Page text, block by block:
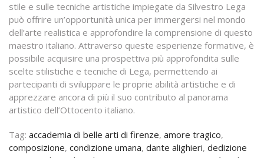
stile e sulle tecniche artistiche impiegate da Silvestro Lega
può offrire un’opportunità unica per immergersi nel mondo
dell’arte realistica e approfondire la comprensione di questo
maestro italiano. Attraverso queste esperienze formative, è
possibile acquisire una prospettiva più approfondita sulle
scelte stilistiche e tecniche di Lega, permettendo ai
partecipanti di sviluppare le proprie abilità artistiche e di
apprezzare ancora di più il suo contributo al panorama
artistico dell’Ottocento italiano.
Tag: accademia di belle arti di firenze, amore tragico,
composizione, condizione umana, dante alighieri, dedizione